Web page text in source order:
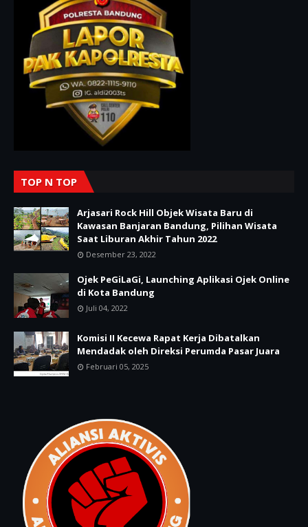
TOP N TOP
Arjasari Rock Hill Objek Wisata Baru di
Kawasan Banjaran Bandung, Pilihan Wisata
Saat Liburan Akhir Tahun 2022
Desember 23, 2022
Ojek PeGiLaGi, Launching Aplikasi Ojek Online
di Kota Bandung
Juli 04, 2022
Komisi II Kecewa Rapat Kerja Dibatalkan
Mendadak oleh Direksi Perumda Pasar Juara
Februari 05, 2025